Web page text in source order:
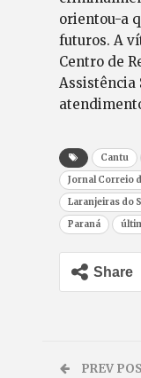
orientou-a
futuros. A
Centro de
Assistência
Cantu
Jornal Correio
Laranjeiras do
Paraná
Share
PREV